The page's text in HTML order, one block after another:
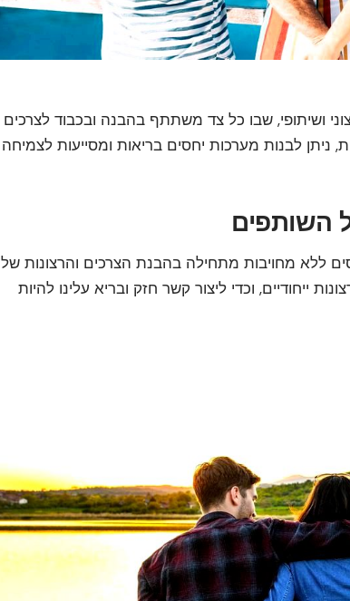
ושיתופי, שבו כל צד משתתף בהבנה ובכבוד לצרכים
ניתן לבנות מערכות יחסים בריאות ומסייעות לצמיחה
ללא מחויבות מתחילה בהבנת הצרכים והרצונות של
ייחודיים, וכדי ליצור קשר חזק ובריא עלינו להיות